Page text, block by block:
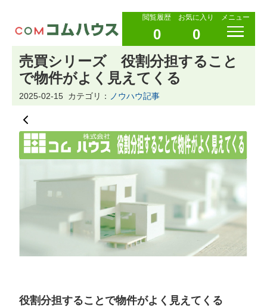
閲覧履歴
0
お気に入り
0
メニュー
売買シリーズ 役割分担すること
で物件がよく見えてくる
2025-02-15 カテゴリ： ノウハウ記事
役割分担することで物件がよく見えてくる